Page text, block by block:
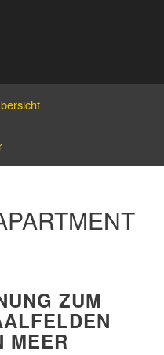
ZUM
MEER